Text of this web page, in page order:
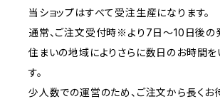
当ショップはすべて受注生産になります。
通常、ご注文受付時※より7日〜10日後の
住まいの地域によりさらに数日のお時間を
す。
少人数での運営のため、ご注文から長くお